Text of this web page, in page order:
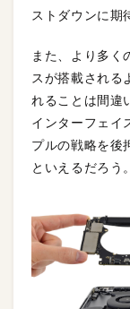
ストダウンに期
また、より多く
スが搭載される
れることは間違
インターフェイ
プルの戦略を後
といえるだろう。